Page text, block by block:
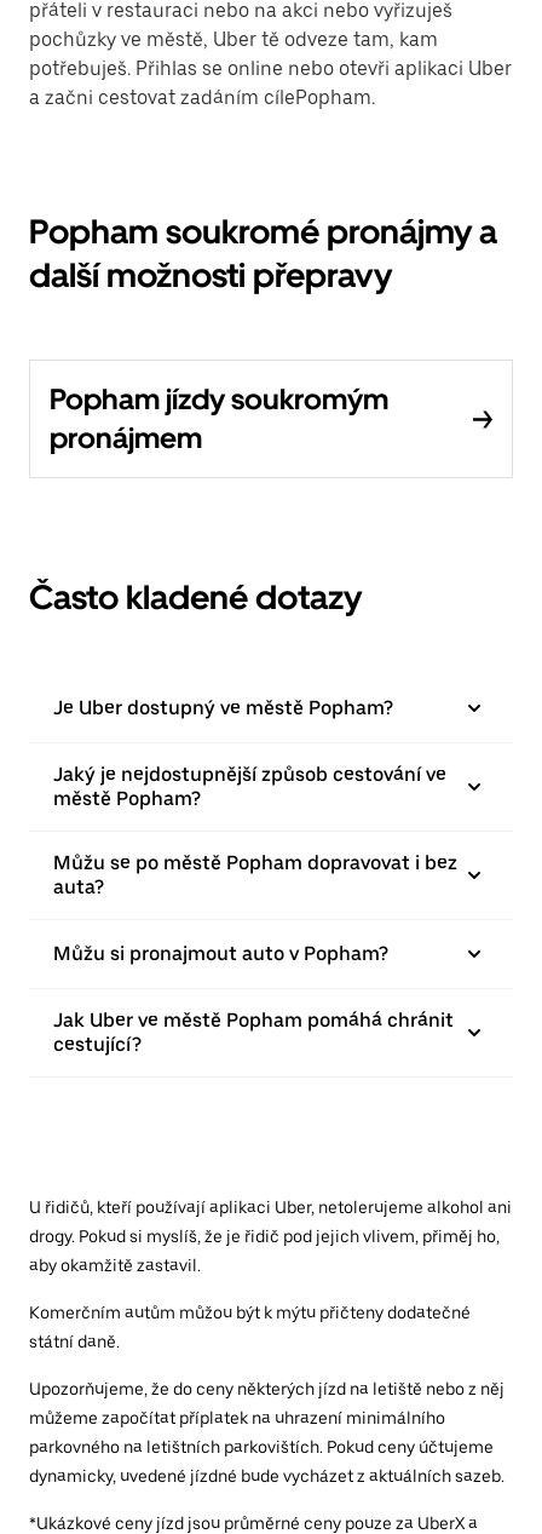
přáteli v restauraci nebo na akci nebo vyřizuješ
pochůzky ve městě, Uber tě odveze tam, kam
potřebuješ. Přihlas se online nebo otevři aplikaci Uber
a začni cestovat zadáním cílePopham.
Popham soukromé pronájmy a
další možnosti přepravy
Popham jízdy soukromým
pronájmem
Často kladené dotazy
Je Uber dostupný ve městě Popham?
Jaký je nejdostupnější způsob cestování ve
městě Popham?
Můžu se po městě Popham dopravovat i bez
auta?
Můžu si pronajmout auto v Popham?
Jak Uber ve městě Popham pomáhá chránit
cestující?
U řidičů, kteří používají aplikaci Uber, netolerujeme alkohol ani
drogy. Pokud si myslíš, že je řidič pod jejich vlivem, přiměj ho,
aby okamžitě zastavil.
Komerčním autům můžou být k mýtu přičteny dodatečné
státní daně.
Upozorňujeme, že do ceny některých jízd na letiště nebo z něj
můžeme započítat příplatek na uhrazení minimálního
parkovného na letištních parkovištích. Pokud ceny účtujeme
dynamicky, uvedené jízdné bude vycházet z aktuálních sazeb.
*Ukázkové ceny jízd jsou průměrné ceny pouze za UberX a